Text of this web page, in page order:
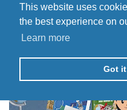
This website uses
the best experience on
Learn more
Got